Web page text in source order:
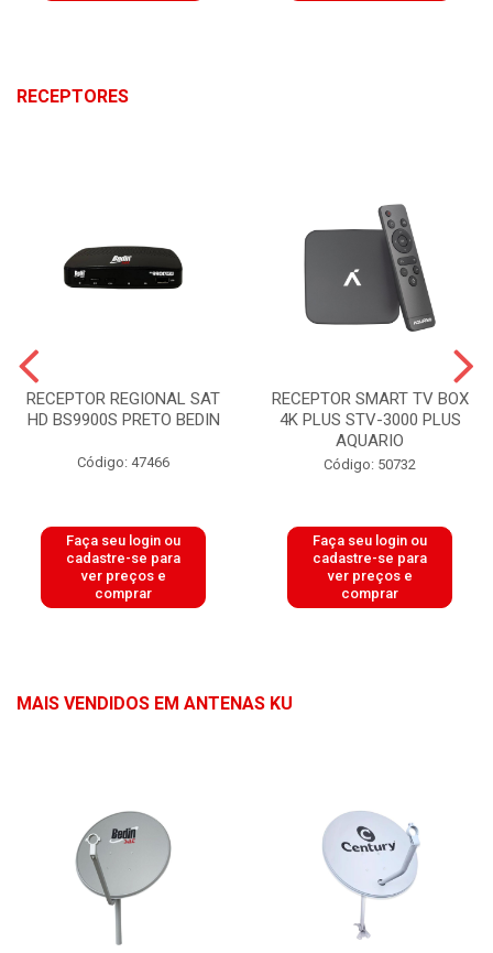
RECEPTORES
RECEPTOR REGIONAL SAT
HD BS9900S PRETO BEDIN
Código: 47466
Faça seu login ou
cadastre-se para
ver preços e
comprar
RECEPTOR SMART TV BOX
4K PLUS STV-3000 PLUS
AQUARIO
Código: 50732
Faça seu login ou
cadastre-se para
ver preços e
comprar
MAIS VENDIDOS EM ANTENAS KU